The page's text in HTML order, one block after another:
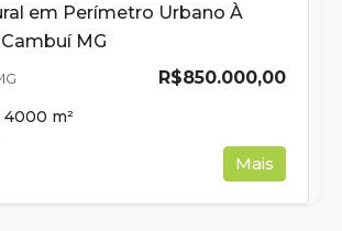
em Perímetro Urbano À
MG
R$850.000,00
4000 m²
Mais